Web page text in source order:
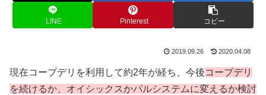
LINE Pinterest コピー
2019.09.26 2020.04.08
現在コープデリを利用して約2年が経ち、今後コープデリ
を続けるか、オイシックスかパルシステムに変えるか検討